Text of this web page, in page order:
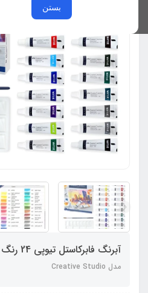
بستن
آبرنگ فابرکاستل تیوپی 24 رنگ
مدل Creative Studio